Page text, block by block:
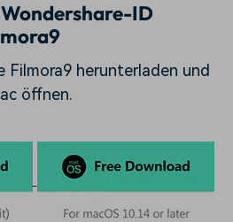
ID
Filmora9 herunterladen und
öffnen.